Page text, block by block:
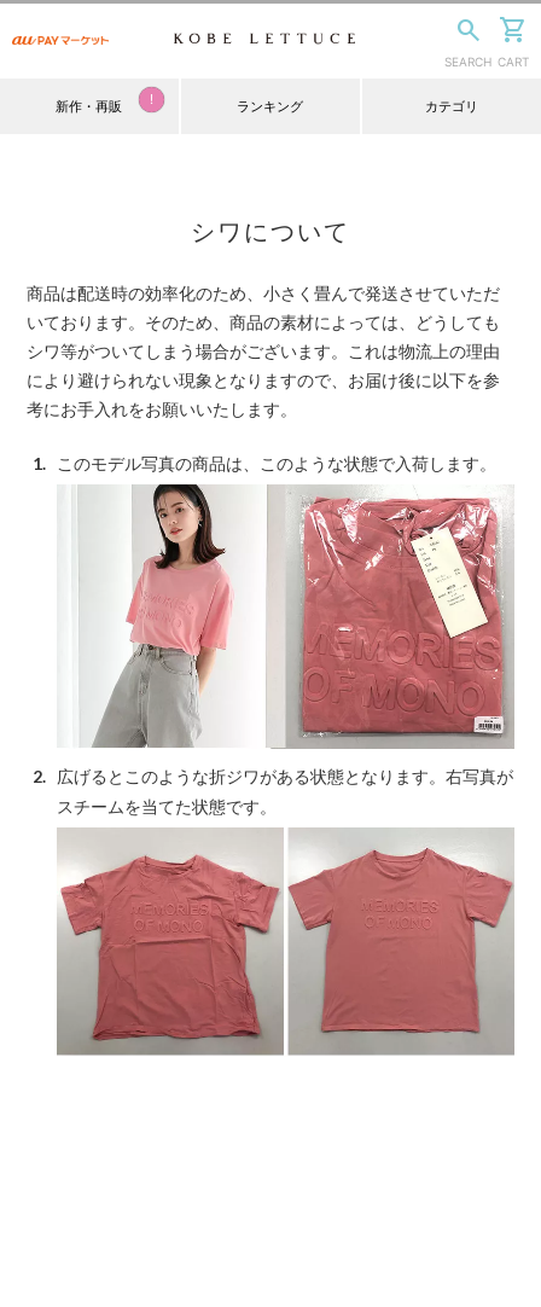
シワについて
商品は配送時の効率化のため、小さく畳んで発送させていただ
いております。そのため、商品の素材によっては、どうしても
シワ等がついてしまう場合がございます。これは物流上の理由
により避けられない現象となりますので、お届け後に以下を参
考にお手入れをお願いいたします。
このモデル写真の商品は、このような状態で入荷します。
広げるとこのような折ジワがある状態となります。右写真が
スチームを当てた状態です。